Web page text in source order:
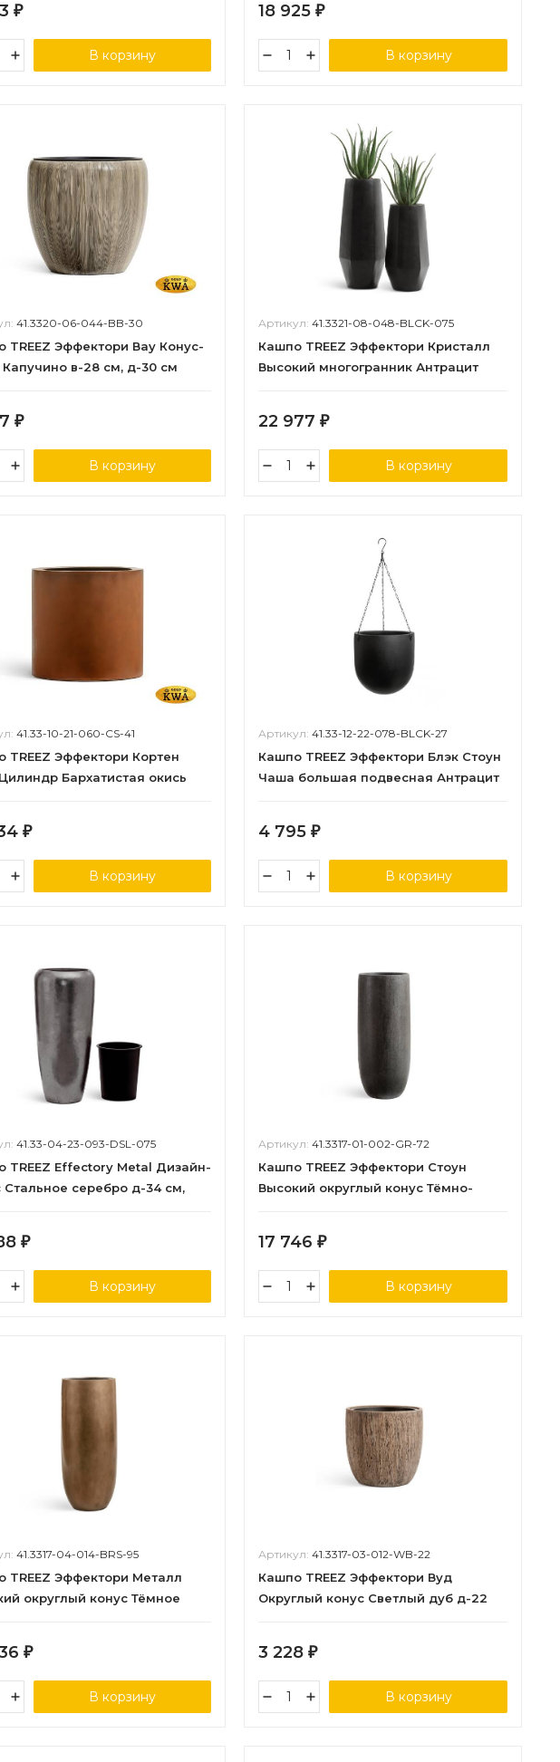
₽
В корзину
18 925₽
В корзину
41.3320-06-044-BB-30
TREEZ Эффектори Вау Конус-
в-28 см, д-30 см
₽
В корзину
Артикул:41.3321-08-048-BLCK-075
Кашпо TREEZ Эффектори Кристалл
Высокий многогранник Антрацит
22 977₽
В корзину
41.33-10-21-060-CS-41
TREEZ Эффектори Кортен
Бархатистая окись
₽
В корзину
Артикул:41.33-12-22-078-BLCK-27
Кашпо TREEZ Эффектори Блэк Стоун
Чаша большая подвесная Антрацит
4 795₽
В корзину
41.33-04-23-093-DSL-075
TREEZ Effectory Metal Дизайн-
Стальное серебро д-34 см,
₽
В корзину
Артикул:41.3317-01-002-GR-72
Кашпо TREEZ Эффектори Стоун
Высокий округлый конус Тёмно-
17 746₽
В корзину
41.3317-04-014-BRS-95
TREEZ Эффектори Металл
округлый конус Тёмное
₽
В корзину
Артикул:41.3317-03-012-WB-22
Кашпо TREEZ Эффектори Вуд
Округлый конус Светлый дуб д-22
3 228₽
В корзину